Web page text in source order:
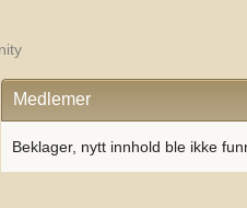
Medlemer
Beklager, nytt innhold ble ikke